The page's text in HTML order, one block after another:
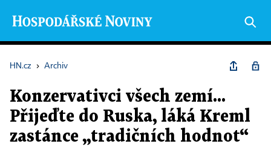
HN.cz › Archiv
Konzervativci všech zemí...
Přijeďte do Ruska, láká Kreml
zastánce „tradičních hodnot“